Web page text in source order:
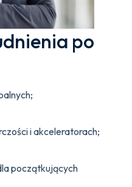
po
i akceleratorach;
początkujących